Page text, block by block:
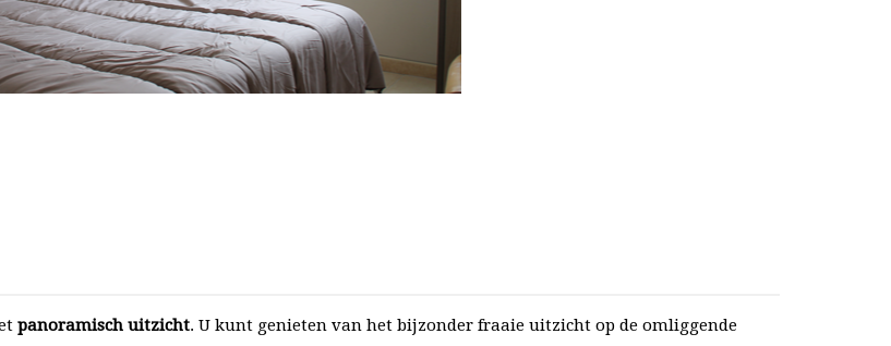
panoramisch uitzicht. U kunt genieten van het bijzonder fraaie uitzicht op de omliggende